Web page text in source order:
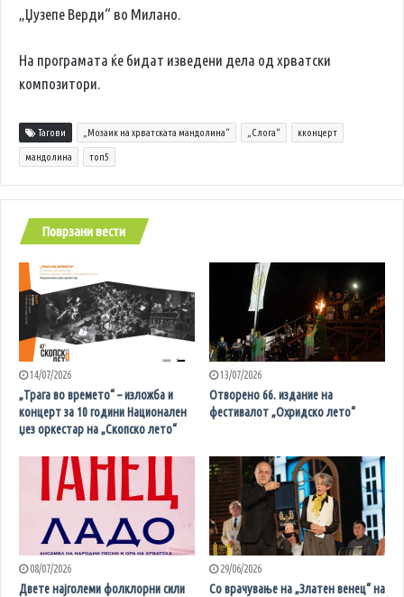
„Џузепе Верди“ во Милано.
На програмата ќе бидат изведени дела од хрватски
композитори.
Тагови „Мозаик на хрватската мандолина“ „Слога“ кконцерт
мандолина топ5
Поврзани вести
14/07/2026
„Трага во времето“ – изложба и
концерт за 10 години Национален
џез оркестар на „Скопско лето“
13/07/2026
Отворено 66. издание на
фестивалот „Охридско лето“
08/07/2026
Двете најголеми фолклорни сили
29/06/2026
Со врачување на „Златен венец“ на